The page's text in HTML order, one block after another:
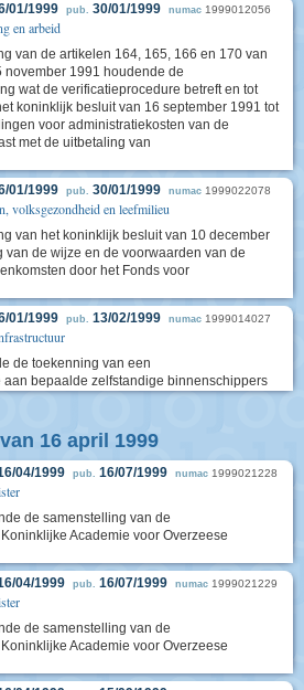
01/1999 pub. 30/01/1999 numac 1999012056
en arbeid
van de artikelen 164, 165, 166 en 170 van
1991 houdende de
wat de verificatieprocedure betreft en tot
koninklijk besluit van 16 september 1991 tot
voor administratiekosten van de
met de uitbetaling van
01/1999 pub. 30/01/1999 numac 1999022078
volksgezondheid en leefmilieu
van het koninklijk besluit van 10 december
van de wijze en de voorwaarden van de
door het Fonds voor
01/1999 pub. 13/02/1999 numac 1999014027
de toekenning van een
bepaalde zelfstandige binnenschippers
16 april 1999
04/1999 pub. 16/07/1999 numac 1999021228
de samenstelling van de
Academie voor Overzeese
04/1999 pub. 16/07/1999 numac 1999021229
de samenstelling van de
Academie voor Overzeese